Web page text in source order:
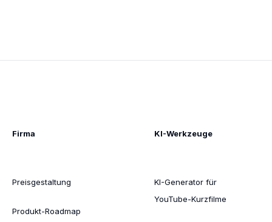
Firma
Preisgestaltung
Produkt-Roadmap
KI-Werkzeuge
KI-Generator für
YouTube-Kurzfilme